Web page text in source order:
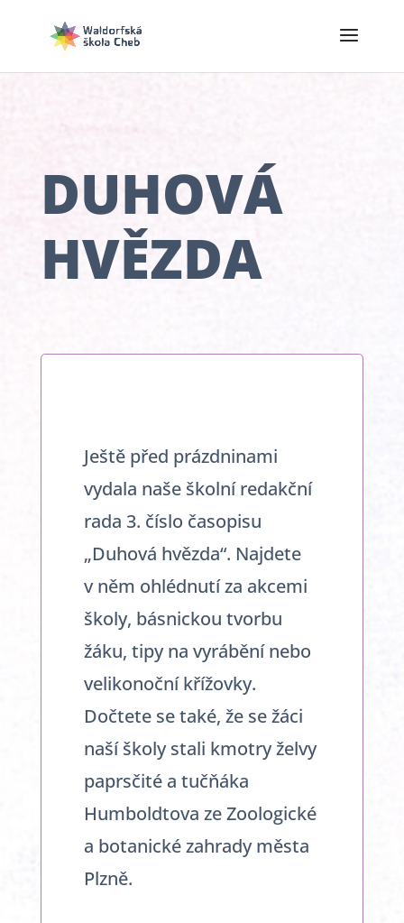
DUHOVÁ
HVĚZDA
Ještě před prázdninami
vydala naše školní redakční
rada 3. číslo časopisu
„Duhová hvězda“. Najdete
v něm ohlédnutí za akcemi
školy, básnickou tvorbu
žáku, tipy na vyrábění nebo
velikonoční křížovky.
Dočtete se také, že se žáci
naší školy stali kmotry želvy
paprsčité a tučňáka
Humboldtova ze Zoologické
a botanické zahrady města
Plzně.